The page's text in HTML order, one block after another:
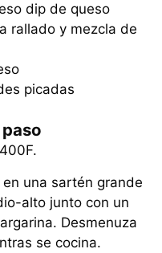
dip de queso
rallado y mezcla de
picadas
una sartén grande
alto junto con un
Desmenuza
se cocina.